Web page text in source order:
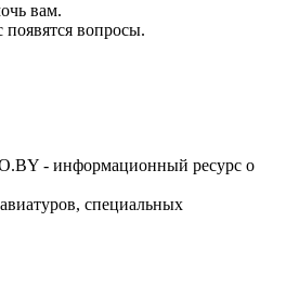
вам.
вопросы.
- информационный ресурс о
специальных